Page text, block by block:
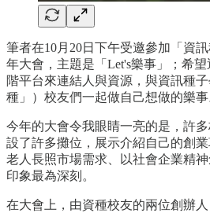
筆者在10月20日下午受邀參加「資
年大會，主題是「Let's樂事」；希
階平台來連結人與資源，與資訊種
種」）校友們一起做自己想做的樂事
今年的大會令我眼睛一亮的是，許
設了許多攤位，展示介紹自己的創
老人長照市場需求、以社會企業精
印象最為深刻。
在大會上，由資種校友的兩位創辦